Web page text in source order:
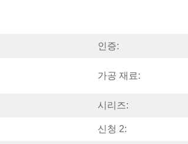
인증:
가공 재료:
시리즈:
신청 2: